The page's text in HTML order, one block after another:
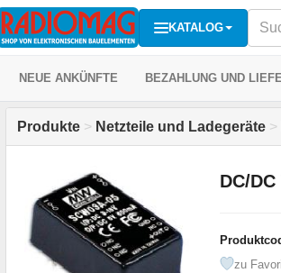
KATALOG
NEUE ANKÜNFTE BEZAHLUNG UND
Produkte > Netzteile und Ladegeräte >
DC/
zu